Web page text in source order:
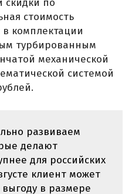
скидки по
стоимость
в комплектации
турбированным
механической
системой
развиваем
делают
для российских
клиент может
в размере